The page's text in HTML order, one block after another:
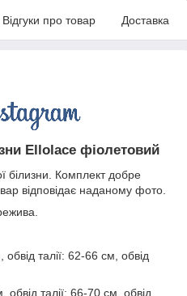
Відгуки про товар Доставка
Ellolace фіолетовий
білизни. Комплект добре
відповідає наданому фото.
талії: 62-66 см, обвід
обвід талії: 66-70 см, обвід